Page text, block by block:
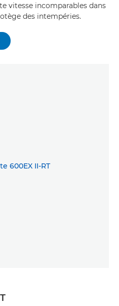
vitesse incomparables dans
des intempéries.